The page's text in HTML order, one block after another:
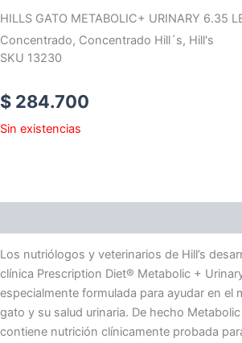
HILLS GATO METABOLIC+ URINARY 6.35
Concentrado, Concentrado Hill´s, Hill's
SKU 13230
$ 284.700
Sin existencias
Los nutriólogos y veterinarios de Hill’s
clínica Prescription Diet® Metabolic +
especialmente formulada para ayudar en el
gato y su salud urinaria. De hecho
contiene nutrición clínicamente probada